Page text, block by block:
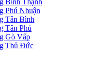
Bình Thạnh
Phú Nhuận
Tân Bình
Tân Phú
Gò Vấp
Thủ Đức